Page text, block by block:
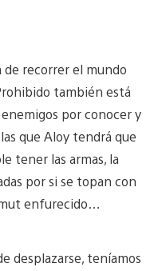
de recorrer el mundo
también está
por conocer y
que Aloy tendrá que
tener las armas, la
por si se topan con
enfurecido…
desplazarse, teníamos